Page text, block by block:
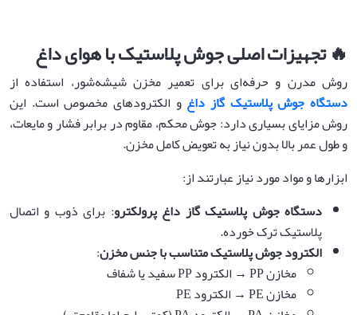
🔥 تجهیزات اصلی جوش پلاستیک با هوای داغ
روش مدرن و حرفه‌ای برای تعمیر مخزن شیشه‌شور، استفاده از
دستگاه جوش پلاستیک گاز داغ و الکترودهای مخصوص است. این
روش مزایای بسیاری دارد: جوش محکم، مقاوم در برابر فشار و مایعات،
و طول عمر بالا بدون نیاز به تعویض کامل مخزن.
ابزارها و مواد مورد نیاز عبارتند از:
دستگاه جوش پلاستیک گاز داغ پرولکترو: برای ذوب و اتصال
پلاستیک ترک خورده.
الکترود جوش پلاستیک متناسب با جنس مخزن:
مخازن PP → الکترود PP سفید یا شفاف
مخازن PE → الکترود PE